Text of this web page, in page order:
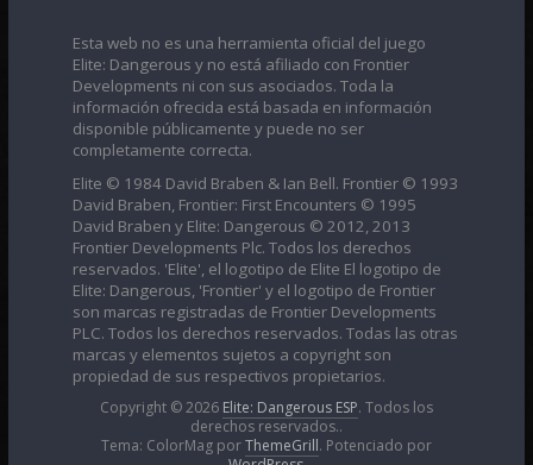
Esta web no es una herramienta oficial del juego
Elite: Dangerous y no está afiliado con Frontier
Developments ni con sus asociados. Toda la
información ofrecida está basada en información
disponible públicamente y puede no ser
completamente correcta.
Elite © 1984 David Braben & Ian Bell. Frontier © 1993
David Braben, Frontier: First Encounters © 1995
David Braben y Elite: Dangerous © 2012, 2013
Frontier Developments Plc. Todos los derechos
reservados. 'Elite', el logotipo de Elite El logotipo de
Elite: Dangerous, 'Frontier' y el logotipo de Frontier
son marcas registradas de Frontier Developments
PLC. Todos los derechos reservados. Todas las otras
marcas y elementos sujetos a copyright son
propiedad de sus respectivos propietarios.
Copyright © 2026 Elite: Dangerous ESP . Todos los
derechos reservados..
Tema: ColorMag porThemeGrill . Potenciado por